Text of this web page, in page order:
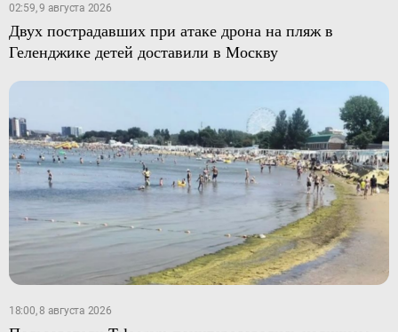
02:59, 9 августа 2026
Двух пострадавших при атаке дрона на пляж в
Геленджике детей доставили в Москву
18:00, 8 августа 2026